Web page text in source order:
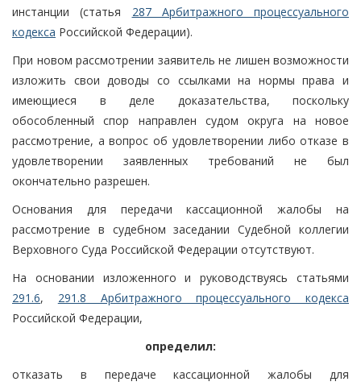
инстанции (статья 287 Арбитражного процессуального
кодекса Российской Федерации).
При новом рассмотрении заявитель не лишен возможности
изложить свои доводы со ссылками на нормы права и
имеющиеся в деле доказательства, поскольку
обособленный спор направлен судом округа на новое
рассмотрение, а вопрос об удовлетворении либо отказе в
удовлетворении заявленных требований не был
окончательно разрешен.
Основания для передачи кассационной жалобы на
рассмотрение в судебном заседании Судебной коллегии
Верховного Суда Российской Федерации отсутствуют.
На основании изложенного и руководствуясь статьями
291.6, 291.8 Арбитражного процессуального кодекса
Российской Федерации,
определил:
отказать в передаче кассационной жалобы для